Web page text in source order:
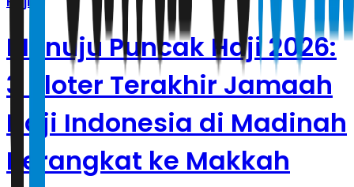
Menuju Puncak Haji 2026:
3 Kloter Terakhir Jamaah
Haji Indonesia di Madinah
Berangkat ke Makkah